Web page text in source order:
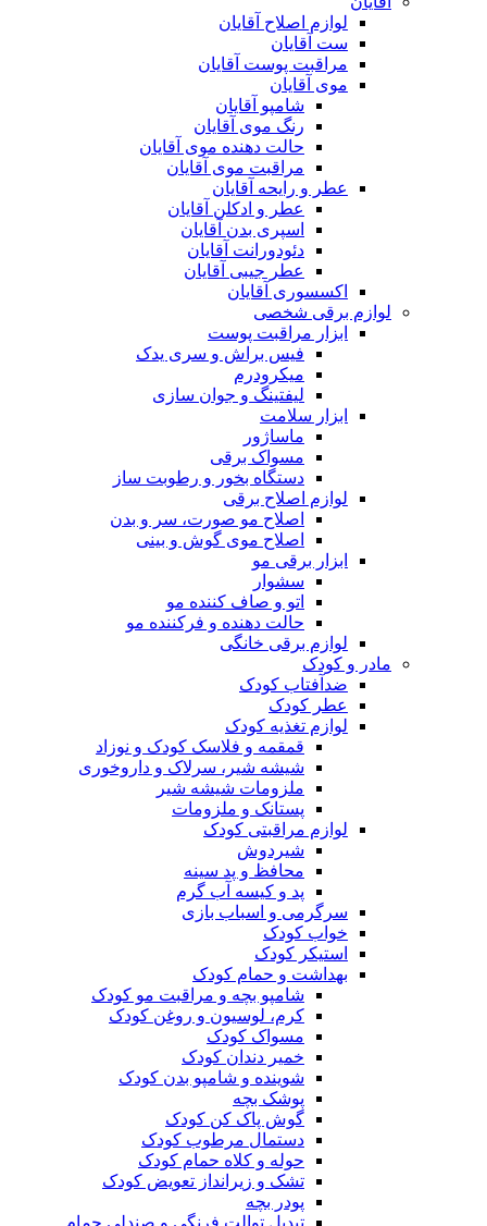
لوازم اصلاح آقایان
ست آقایان
مراقبت پوست آقایان
موی آقایان
شامپو آقایان
رنگ موی آقایان
حالت دهنده موی آقایان
مراقبت موی آقایان
عطر و رایحه آقایان
عطر و ادکلن آقایان
اسپری بدن آقایان
دئودورانت آقایان
عطر جیبی آقایان
اکسسوری آقایان
لوازم برقی شخصی
ابزار مراقبت پوست
فیس براش و سری یدک
میکرودرم
لیفتینگ و جوان سازی
ابزار سلامت
ماساژور
مسواک برقی
دستگاه بخور و رطوبت ساز
لوازم اصلاح برقی
اصلاح مو صورت، سر و بدن
اصلاح موی گوش و بینی
ابزار برقی مو
سشوار
اتو و صاف کننده مو
حالت دهنده و فرکننده مو
لوازم برقی خانگی
مادر و کودک
ضدآفتاب کودک
عطر کودک
لوازم تغذیه کودک
قمقمه و فلاسک کودک و نوزاد
شیشه شیر، سرلاک و داروخوری
ملزومات شیشه شیر
پستانک و ملزومات
لوازم مراقبتی کودک
شیردوش
محافظ و پد سینه
پد و کیسه آب گرم
سرگرمی و اسباب بازی
خواب کودک
استیکر کودک
بهداشت و حمام کودک
شامپو بچه و مراقبت مو کودک
کرم، لوسیون و روغن کودک
مسواک کودک
خمیر دندان کودک
شوینده و شامپو بدن کودک
پوشک بچه
گوش پاک کن کودک
دستمال مرطوب کودک
حوله و کلاه حمام کودک
تشک و زیرانداز تعویض کودک
پودر بچه